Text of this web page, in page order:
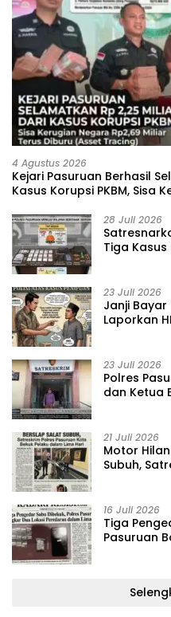
4 Agustus 2026
Kejari Pasuruan Berhasil
Kasus Korupsi PKBM, Sisa
28 Juli 2026
Tiga
23 Juli 2026
‎Janji
Laporkan
23 Juli 2026
‎Polres
dan Ketua
21 Juli 2026
‎Motor
Subuh,
16 Juli 2026
Tiga
Pasuruan